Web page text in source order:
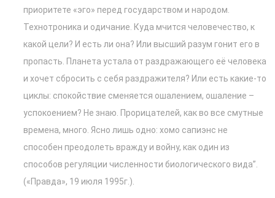
приоритете «эго» перед государством и народом.
Технотроника и одичание. Куда мчится человечество, к
какой цели? И есть ли она? Или высший разум гонит его в
пропасть. Планета устала от раздражающего её человека
и хочет сбросить с себя раздражителя? Или есть какие-то
циклы: спокойствие сменяется ошалением, ошаление –
успокоением? Не знаю. Прорицателей, как во все смутные
времена, много. Ясно лишь одно: хомо сапиэнс не
способен преодолеть вражду и войну, как один из
способов регуляции численности биологического вида”.
(«Правда», 19 июля 1995г.).